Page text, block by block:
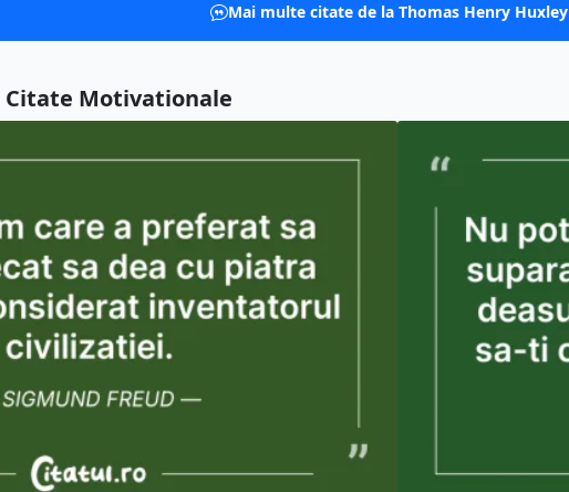
Mai multe citate de la Thomas Henry Huxley
Citate Motivationale